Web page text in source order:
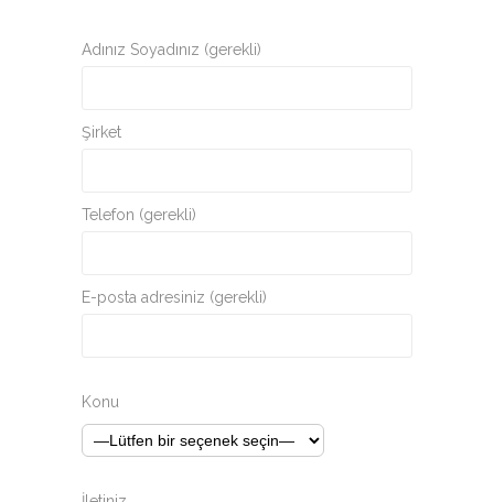
Adınız Soyadınız (gerekli)
Şirket
Telefon (gerekli)
E-posta adresiniz (gerekli)
Konu